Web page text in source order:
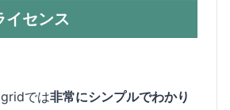
センス
では非常にシンプルでわかり